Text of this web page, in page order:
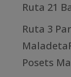
Ruta 21
Ruta 3
Posets